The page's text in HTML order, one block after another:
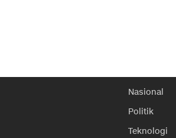
Nasional
Politik
Teknologi